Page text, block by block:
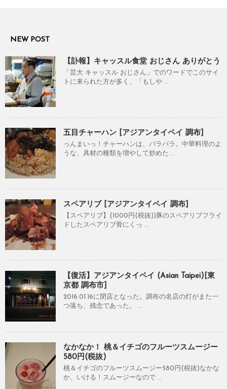
NEW POST
【訃報】キャッスル食堂 おじさん ありがとう
「芸大 キャッスル おじさん」でのワードでこのサイ
トに来られた方が多く、「もしや ...
五目チャーハン [アジアンタイペイ 調布]
っんまいっ！チャーハンは、パラパラ。中華料理のよ
うな、具材の種類を増やして炒めた ...
スペアリブ [アジアンタイペイ 調布]
【スペアリブ】(1000円(税抜))豚のスペアリブフライ
ドしたスペアリブ骨にくっ ...
【復活】アジアンタイペイ (Asian Taipei)[東
京都 調布市]
2016.01.16に閉店となった。調布の名店の灯がまた一
つ落ち、残念であった。 ...
なかなか！ 桃＆イチゴのフルーツスムージー
580円(税抜)
桃＆イチゴのフルーツスムージー580円(税抜)なかな
か、いける！スムージーなので ...